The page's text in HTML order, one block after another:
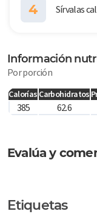
4 Sírvalas
Información
Por porción
Calorías Carbohidratos
385 62.6
Evalúa y
Etiquetas